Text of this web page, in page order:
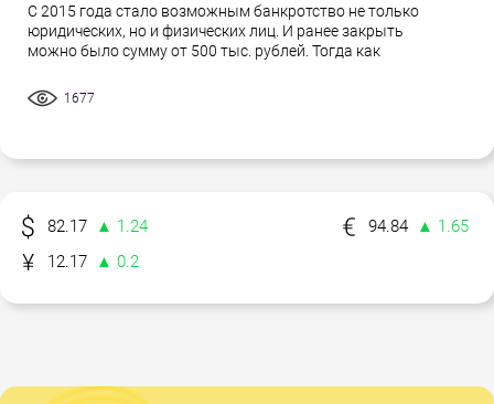
С 2015 года стало возможным банкротство не только
юридических, но и физических лиц. И ранее закрыть
можно было сумму от 500 тыс. рублей. Тогда как
1677
82.17 ▲ 1.24 94.84
▲ 1.65
12.17
▲ 0.2